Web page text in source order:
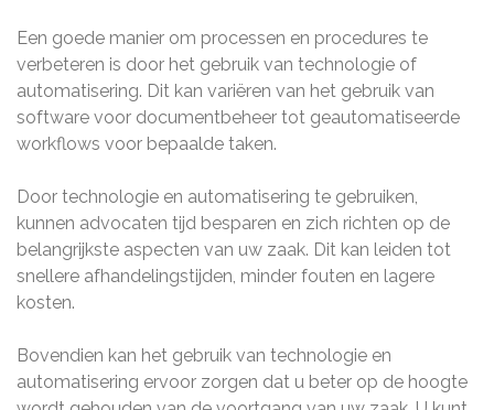
Een goede manier om processen en procedures te
verbeteren is door het gebruik van technologie of
automatisering. Dit kan variëren van het gebruik van
software voor documentbeheer tot geautomatiseerde
workflows voor bepaalde taken.
Door technologie en automatisering te gebruiken,
kunnen advocaten tijd besparen en zich richten op de
belangrijkste aspecten van uw zaak. Dit kan leiden tot
snellere afhandelingstijden, minder fouten en lagere
kosten.
Bovendien kan het gebruik van technologie en
automatisering ervoor zorgen dat u beter op de hoogte